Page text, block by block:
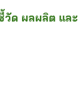
ด ผลผลิต แล